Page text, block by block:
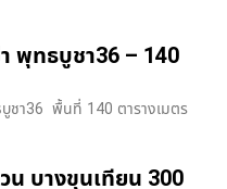
า พุทธบูชา36 – 140
บูชา36 พื้นที่ 140 ตารางเมตร
น บางขุนเทียน 300